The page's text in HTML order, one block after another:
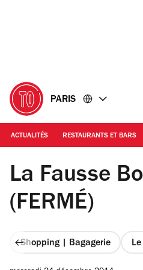
PARIS
ACTUALITÉS RESTAURANTS ET BARS
© Céline Astorg
La Fausse
(FERMÉ)
Shopping | Bagagerie